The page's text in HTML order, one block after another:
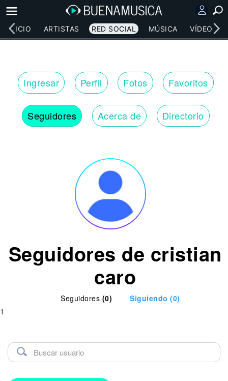
INICIO ARTISTAS RED SOCIAL MÚSICA VÍDEOS
Ingresar Perfil Fotos Favoritos
Seguidores Acerca de Directorio
Seguidores de cristian
caro
Seguidores (0) Siguiendo (0)
1